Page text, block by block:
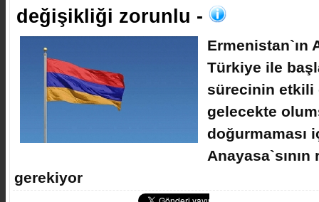
değişikliği zorunlu -
Ermenistan`ın
Türkiye ile
sürecinin etkili
gelecekte
doğurmaması
gerekiyor